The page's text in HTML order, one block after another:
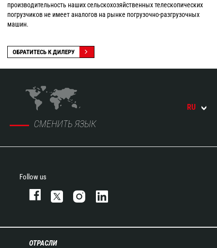
производительность наших сельскохозяйственных телескопических
погрузчиков не имеет аналогов на рынке погрузочно-разгрузочных
машин.
ОБРАТИТЕСЬ К ДИЛЕРУ
СМЕНИТЬ ЯЗЫК
RU
Follow us
ОТРАСЛИ